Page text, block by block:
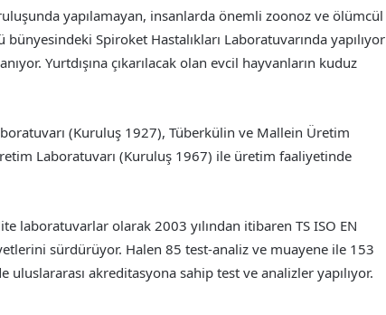
yapılamayan, insanlarda önemli zoonoz ve ölümcül
bünyesindeki Spiroket Hastalıkları Laboratuvarında yapılıyor
Yurtdışına çıkarılacak olan evcil hayvanların kuduz
(Kuruluş 1927), Tüberkülin ve Mallein Üretim
Laboratuvarı (Kuruluş 1967) ile üretim faaliyetinde
laboratuvarlar olarak 2003 yılından itibaren TS ISO EN
sürdürüyor. Halen 85 test-analiz ve muayene ile 153
akreditasyona sahip test ve analizler yapılıyor.